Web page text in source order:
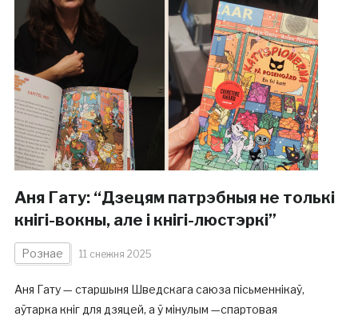
Аня Гату: “Дзецям патрэбныя не толькі
кнігі-вокны, але і кнігі-люстэркі”
Рознае 11 снежня 2025
Аня Гату — старшыня Шведскага саюза пісьменнікаў,
аўтарка кніг для дзяцей, а ў мінулым —спартовая